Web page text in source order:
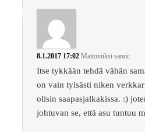
8.1.2017 17:02 Maitoviiksi sanoi:
Itse tykkään tehdä vähän
on vain tylsästi niken
olisin saapasjalkakissa. :)
johtuvan se, että asu tuntuu